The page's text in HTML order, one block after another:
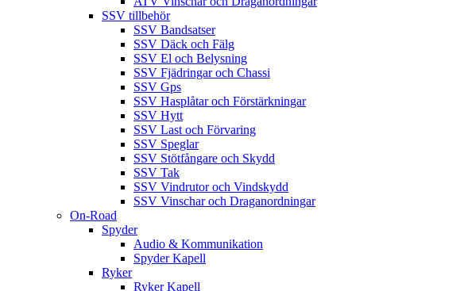
SSV tillbehör
SSV Bandsatser
SSV Däck och Fälg
SSV El och Belysning
SSV Fjädringar och Chassi
SSV Gps
SSV Hasplåtar och Förstärkningar
SSV Hytt
SSV Last och Förvaring
SSV Speglar
SSV Stötfångare och Skydd
SSV Tak
SSV Vindrutor och Vindskydd
SSV Vinschar och Draganordningar
On-Road
Spyder
Audio & Kommunikation
Spyder Kapell
Ryker
Ryker Kapell